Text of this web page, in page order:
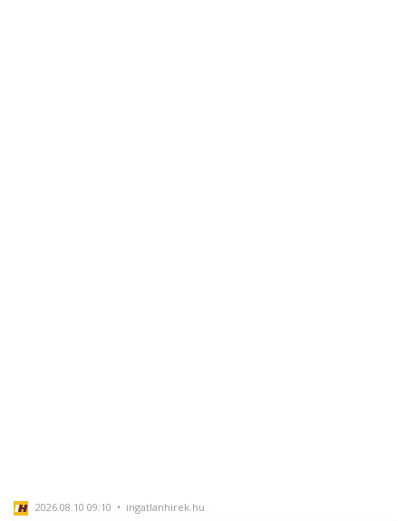
2026.08.10 09:10 • ingatlanhirek.hu